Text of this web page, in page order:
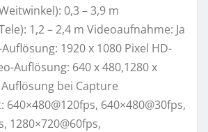
0,3 – 3,9 m
1,2 – 2,4 m Videoaufnahme: Ja
1920 x 1080 Pixel HD-
Auflösung: 640 x 480,1280 x
bei Capture
640×480@30fps,
1280×720@60fps,